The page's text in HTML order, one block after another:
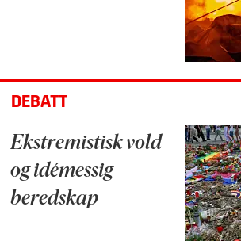
DEBATT
Ekstremistisk vold
og idémessig
beredskap